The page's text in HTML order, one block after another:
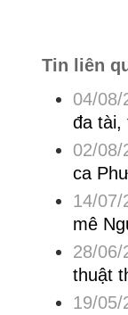
Tin liên
04/08/
đa tài,
02/08/
ca
14/07/
mê
28/06/
thuật
19/05/